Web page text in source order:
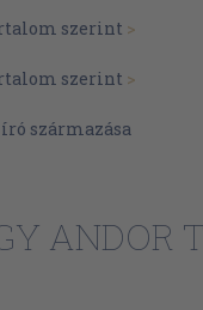
szerint >
szerint >
származása
ANDOR